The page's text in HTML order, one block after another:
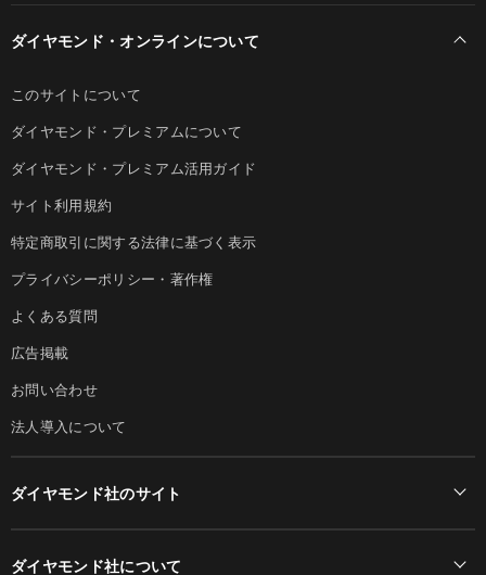
ダイヤモンド・オンラインについて
このサイトについて
ダイヤモンド・プレミアムについて
ダイヤモンド・プレミアム活用ガイド
サイト利用規約
特定商取引に関する法律に基づく表示
プライバシーポリシー・著作権
よくある質問
広告掲載
お問い合わせ
法人導入について
ダイヤモンド社のサイト
ダイヤモンド社について